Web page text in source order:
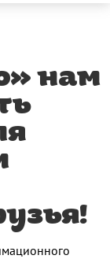
нам